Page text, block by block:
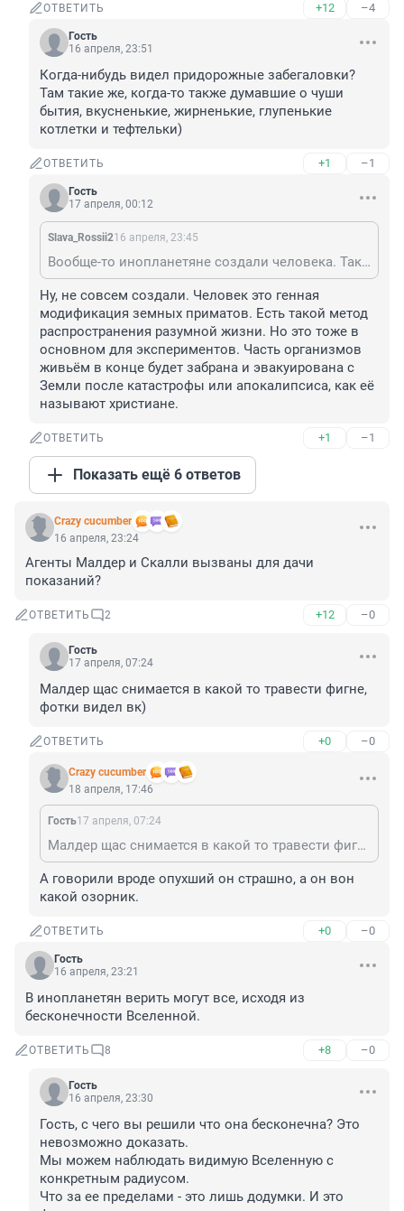
ОТВЕТИТЬ +12 –4
Гость
16 апреля, 23:51
Когда-нибудь видел придорожные забегаловки?
Там такие же, когда-то также думавшие о чуши
бытия, вкусненькие, жирненькие, глупенькие
котлетки и тефтельки)
ОТВЕТИТЬ +1 –1
Гость
17 апреля, 00:12
Slava_Rossii216 апреля, 23:45
Вообще-то инопланетяне создали человека. Так говорят многие религии. Следов пребывания сколько угодно, вся древняя полигоналка - это от них.
Ну, не совсем создали. Человек это генная
модификация земных приматов. Есть такой метод
распространения разумной жизни. Но это тоже в
основном для экспериментов. Часть организмов
живьём в конце будет забрана и эвакуирована с
Земли после катастрофы или апокалипсиса, как её
называют христиане.
ОТВЕТИТЬ +1 –1
Показать ещё 6 ответов
Crazy cucumber
16 апреля, 23:24
Агенты Малдер и Скалли вызваны для дачи
показаний?
ОТВЕТИТЬ 2 +12 –0
Гость
17 апреля, 07:24
Малдер щас снимается в какой то травести фигне,
фотки видел вк)
ОТВЕТИТЬ +0 –0
Crazy cucumber
18 апреля, 17:46
Гость17 апреля, 07:24
Малдер щас снимается в какой то травести фигне, фотки видел вк)
А говорили вроде опухший он страшно, а он вон
какой озорник.
ОТВЕТИТЬ +0 –0
Гость
16 апреля, 23:21
В инопланетян верить могут все, исходя из
бесконечности Вселенной.
ОТВЕТИТЬ 8 +8 –0
Гость
16 апреля, 23:30
Гость, с чего вы решили что она бесконечна? Это
невозможно доказать.
Мы можем наблюдать видимую Вселенную с
конкретным радиусом.
Что за ее пределами - это лишь додумки. И это